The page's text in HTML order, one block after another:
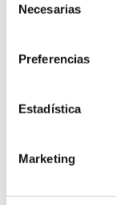
Necesarias
Preferencias
Estadística
Marketing
Elige y
Mándanos tu